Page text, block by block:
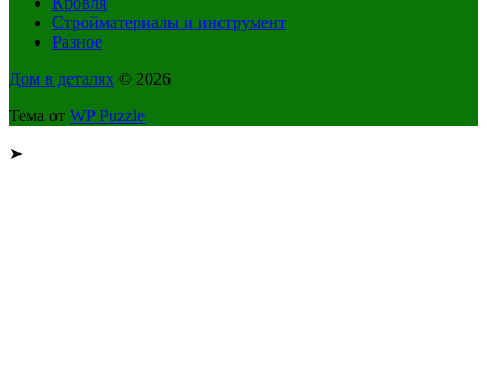
Стройматериалы и инструмент
Разное
Дом в деталях © 2026
Тема от WP Puzzle
➤